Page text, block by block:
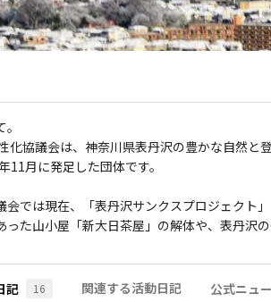
11月に発足した団体です。
会では現在、「表丹沢サンクスプロジェクト
た山小屋「新大日茶屋」の解体や、表丹沢
記 16 関連する活動日記 公式ニュ